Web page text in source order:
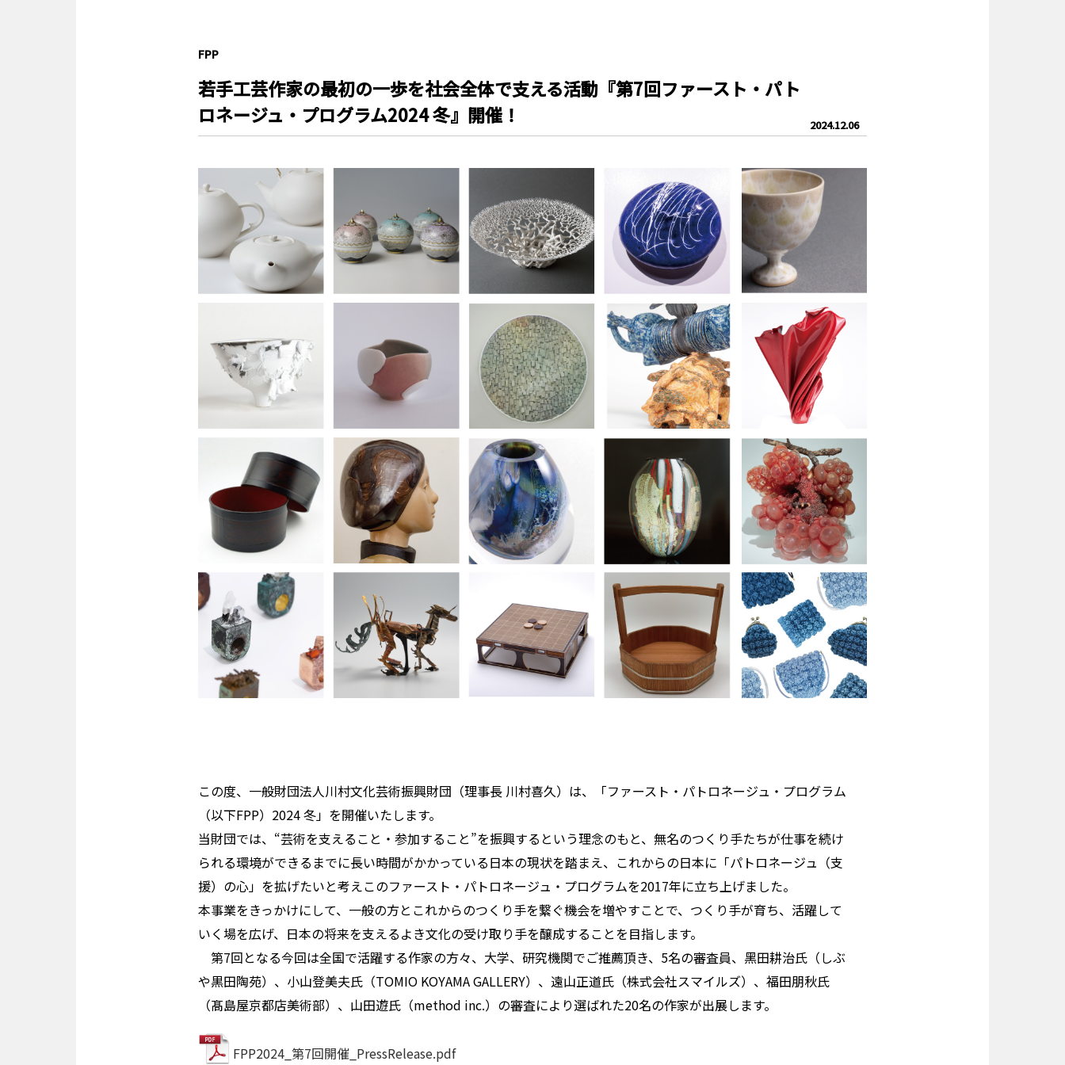
FPP
若手工芸作家の最初の一歩を社会全体で支える活動『第7回ファースト・パト
ロネージュ・プログラム2024 冬』開催！
2024.12.06
この度、一般財団法人川村文化芸術振興財団（理事長 川村喜久）は、「ファースト・パトロネージュ・プログラム
（以下FPP）2024 冬」を開催いたします。
当財団では、“芸術を支えること・参加すること”を振興するという理念のもと、無名のつくり手たちが仕事を続け
られる環境ができるまでに⻑い時間がかかっている日本の現状を踏まえ、これからの日本に「パトロネージュ（支
援）の心」を拡げたいと考えこのファースト・パトロネージュ・プログラムを2017年に立ち上げました。
本事業をきっかけにして、一般の方とこれからのつくり手を繋ぐ機会を増やすことで、つくり手が育ち、活躍して
いく場を広げ、日本の将来を支えるよき文化の受け取り手を醸成することを目指します。
第7回となる今回は全国で活躍する作家の方々、大学、研究機関でご推薦頂き、5名の審査員、黑田耕治氏（しぶ
や黒田陶苑）、小山登美夫氏（TOMIO KOYAMA GALLERY）、遠山正道氏（株式会社スマイルズ）、福田朋秋氏
（髙島屋京都店美術部）、山田遊氏（method inc.）の審査により選ばれた20名の作家が出展します。
FPP2024_第7回開催_PressRelease.pdf